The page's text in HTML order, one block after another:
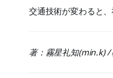
交通技術が変わると
著：霧星礼知(min.k)